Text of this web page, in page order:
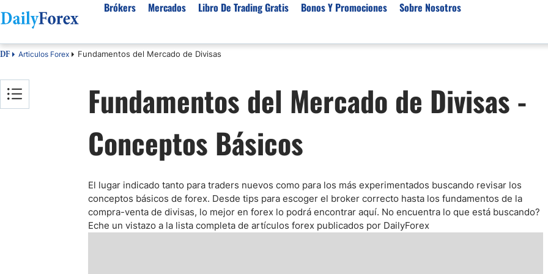
Brókers
Costa Rica
Venezuela
Guatemala
Brokers Regulados
Brokers Para Scalping
Brokers de Trading Automático
Brokers por Categoría
Lista de Mejores Prop
Empresas de Fondeo en
Mercados
USD/JPY
USD/COP
Todas las Divisas
Materias Primas
Precio del Cafe
Precio del Cacao
Oro (XAU/USD)
Plata (XAG/USD)
Análisis Forex
Señales Forex Gratis
Mercado de Acciones
Libro De Trading Gratis Bonos Y Promociones Sobre Nosotros
Sobre Nosotros
Política editorial
Nuestra metodología
Por qué confiar en nosotros
DF Articulos Forex Fundamentos del Mercado de Divisas
Fundamentos del Mercado de Divisas -
Conceptos Básicos
El lugar indicado tanto para traders nuevos como para los más experimentados buscando revisar los
conceptos básicos de forex. Desde tips para escoger el broker correcto hasta los fundamentos de la
compra-venta de divisas, lo mejor en forex lo podrá encontrar aquí. No encuentra lo que está buscando?
Eche un vistazo a la lista completa de artículos forex publicados por DailyForex